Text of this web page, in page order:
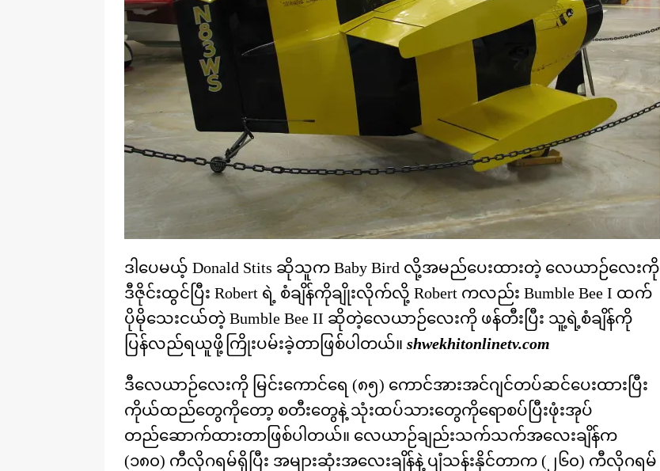
ဒါပေမယ့် Donald Stits ဆိုသူက Baby Bird လို့အမည်ပေးထားတဲ့ လေယာဉ်လေးကို
ဒီဇိုင်းထွင်ပြီး Robert ရဲ့ စံချိန်ကိုချိုးလိုက်လို့ Robert ကလည်း Bumble Bee I ထက်
ပိုမိုသေးငယ်တဲ့ Bumble Bee II ဆိုတဲ့လေယာဉ်လေးကို ဖန်တီးပြီး သူ့ရဲ့စံချိန်ကို
ပြန်လည်ရယူဖို့ကြိုးပမ်းခဲ့တာဖြစ်ပါတယ်။ shwekhitonlinetv.com
ဒီလေယာဉ်လေးကို မြင်းကောင်ရေ (၈၅) ကောင်အားအင်ဂျင်တပ်ဆင်ပေးထားပြီး
ကိုယ်ထည်တွေကိုတော့ စတီးတွေနဲ့ သုံးထပ်သားတွေကိုရောစပ်ပြီးဖုံးအုပ်
တည်ဆောက်ထားတာဖြစ်ပါတယ်။ လေယာဉ်ချည်းသက်သက်အလေးချိန်က
(၁၈၀) ကီလိုဂရမ်ရှိပြီး အများဆုံးအလေးချိန်နဲ့ ပျံသန်းနိုင်တာက (၂၆၀) ကီလိုဂရမ်